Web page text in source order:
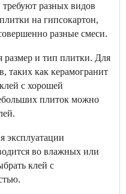
разных видов
на гипсокартон,
разные смеси.
размер и тип плитки. Для
таких как керамогранит
с хорошей
плиток можно
эксплуатации
во влажных или
клей с